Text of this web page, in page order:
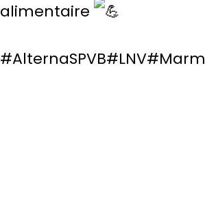
alimentaire
#AlternaSPVB#LNV